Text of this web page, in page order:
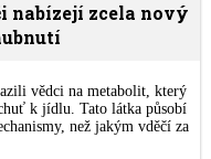
nabízejí zcela nový
vědci na metabolit, který
k jídlu. Tato látka působí
než jakým vděčí za